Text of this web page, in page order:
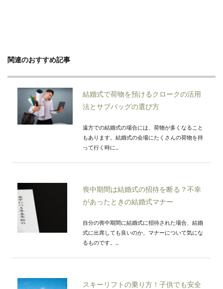
関連のおすすめ記事
結婚式で荷物を預けるクロークの活用
法とサブバッグの選び方
遠方での結婚式の場合には、荷物が多くなること
もあります。結婚式の会場にたくさんの荷物を持
って行く時に...
喪中期間は結婚式の招待を断る？不幸
があったときの結婚式マナー
自分の喪中期間に結婚式に招待された場合、結婚
式に出席しても良いのか、マナーについて気にな
るものです。...
スキーリフトの乗り方！子供でも安全